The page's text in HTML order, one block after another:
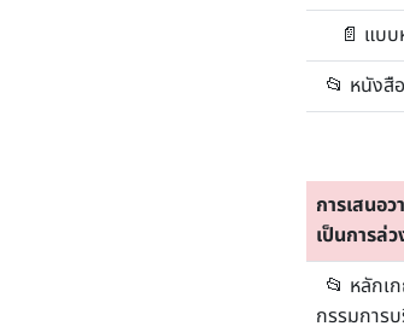
📄 แบบ
📂 หนังสื
การเสนอ
เป็นการล่
📂 หลักเ
กรรมการ